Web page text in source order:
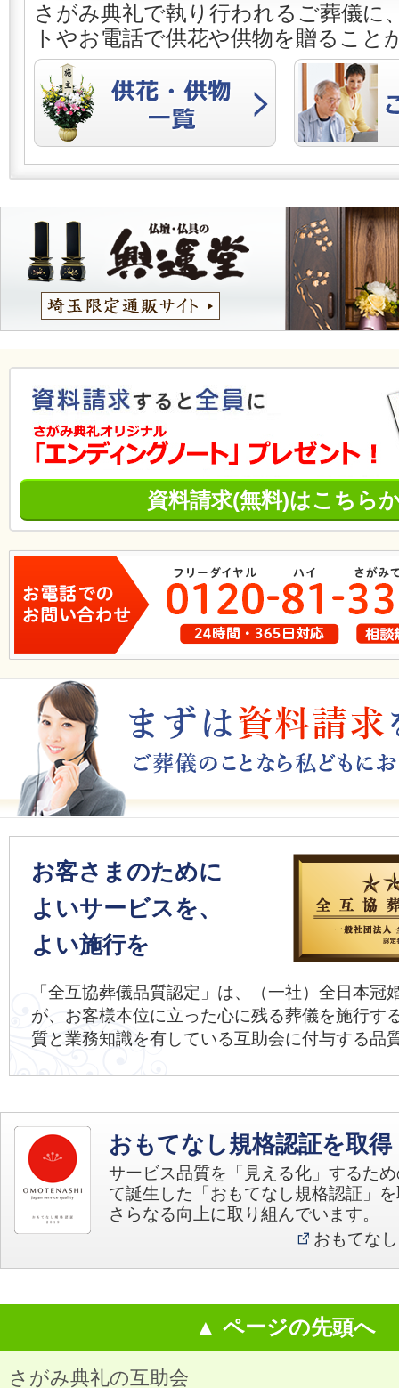
さがみ典礼で執り行われるご葬儀に
トやお電話で供花や供物を贈ること
資料請求(無料)はこちら
お客さまのために
よいサービスを、
よい施行を
「全互協葬儀品質認定」は、（一社）全日本冠
が、お客様本位に立った心に残る葬儀を施行す
質と業務知識を有している互助会に付与する品
おもてなし規格認証を取得
サービス品質を「見える化」するた
て誕生した「おもてなし規格認証」
さらなる向上に取り組んでいます。
おもてな
▲ ページの先頭へ
さがみ典礼の互助会